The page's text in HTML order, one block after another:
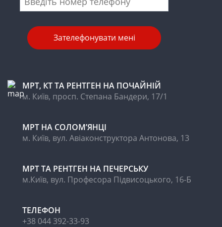
МРТ, КТ ТА РЕНТГЕН НА ПОЧАЙНІЙ
м. Київ, просп. Степана Бандери, 17/1
МРТ НА CОЛОМ’ЯНЦІ
м. Київ, вул. Авіаконструктора Антонова, 13
МРТ ТА РЕНТГЕН НА ПЕЧЕРСЬКУ
м.Київ, вул. Професора Підвисоцького, 16-Б
ТЕЛЕФОН
+38 044 392-33-93